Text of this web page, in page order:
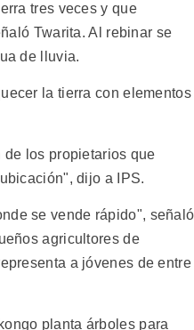
tres veces y que
Twarita. Al rebinar se
de lluvia.
la tierra con elementos
los propietarios que
dijo a IPS.
se vende rápido", señaló
agricultores de
a jóvenes de entre
planta árboles para